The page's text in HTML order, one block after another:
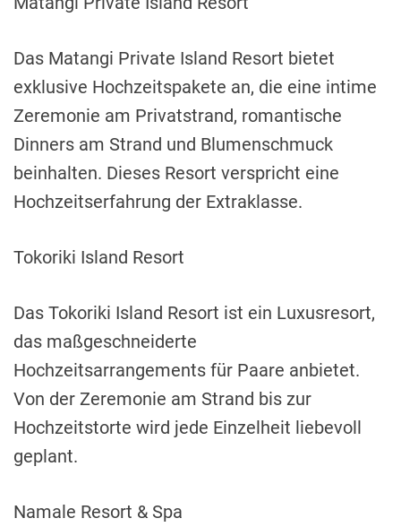
Das Matangi Private Island Resort bietet
exklusive Hochzeitspakete an, die eine intime
Zeremonie am Privatstrand, romantische
Dinners am Strand und Blumenschmuck
beinhalten. Dieses Resort verspricht eine
Hochzeitserfahrung der Extraklasse.
Tokoriki Island Resort
Das Tokoriki Island Resort ist ein Luxusresort,
das maßgeschneiderte
Hochzeitsarrangements für Paare anbietet.
Von der Zeremonie am Strand bis zur
Hochzeitstorte wird jede Einzelheit liebevoll
geplant.
Namale Resort & Spa